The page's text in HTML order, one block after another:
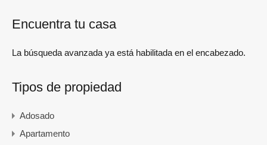
Encuentra tu casa
La búsqueda avanzada ya está habilitada en el encabezado.
Tipos de propiedad
Adosado
Apartamento